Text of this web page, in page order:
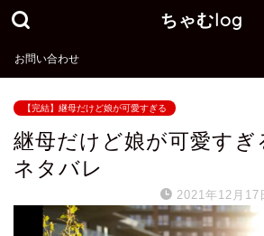
ちゃむlog
お問い合わせ
【完結】継母だけど娘が可愛すぎる
継母だけど娘が可愛すぎ
ネタバレ
2021年12月17